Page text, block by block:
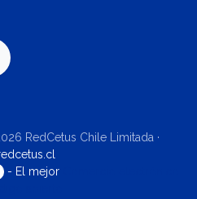
RedCetus Chile Limitada ·
- El mejor